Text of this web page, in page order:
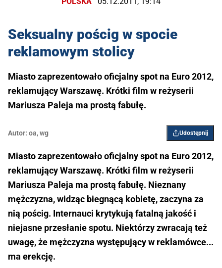
Seksualny pościg w spocie
reklamowym stolicy
Miasto zaprezentowało oficjalny spot na Euro 2012,
reklamujący Warszawę. Krótki film w reżyserii
Mariusza Paleja ma prostą fabułę.
Autor: oa,wg Udostępnij
Miasto zaprezentowało oficjalny spot na Euro 2012,
reklamujący Warszawę. Krótki film w reżyserii
Mariusza Paleja ma prostą fabułę. Nieznany
mężczyzna, widząc biegnącą kobietę, zaczyna za
nią pościg. Internauci krytykują fatalną jakość i
niejasne przesłanie spotu. Niektórzy zwracają też
uwagę, że mężczyzna występujący w reklamówce...
ma erekcję.